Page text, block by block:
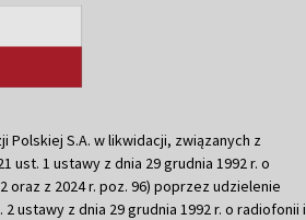
Polskiej S.A. w likwidacji, związanych z
ust. 1 ustawy z dnia 29 grudnia 1992 r. o
oraz z 2024 r. poz. 96) poprzez udzielenie
ustawy z dnia 29 grudnia 1992 r. o radiofonii i